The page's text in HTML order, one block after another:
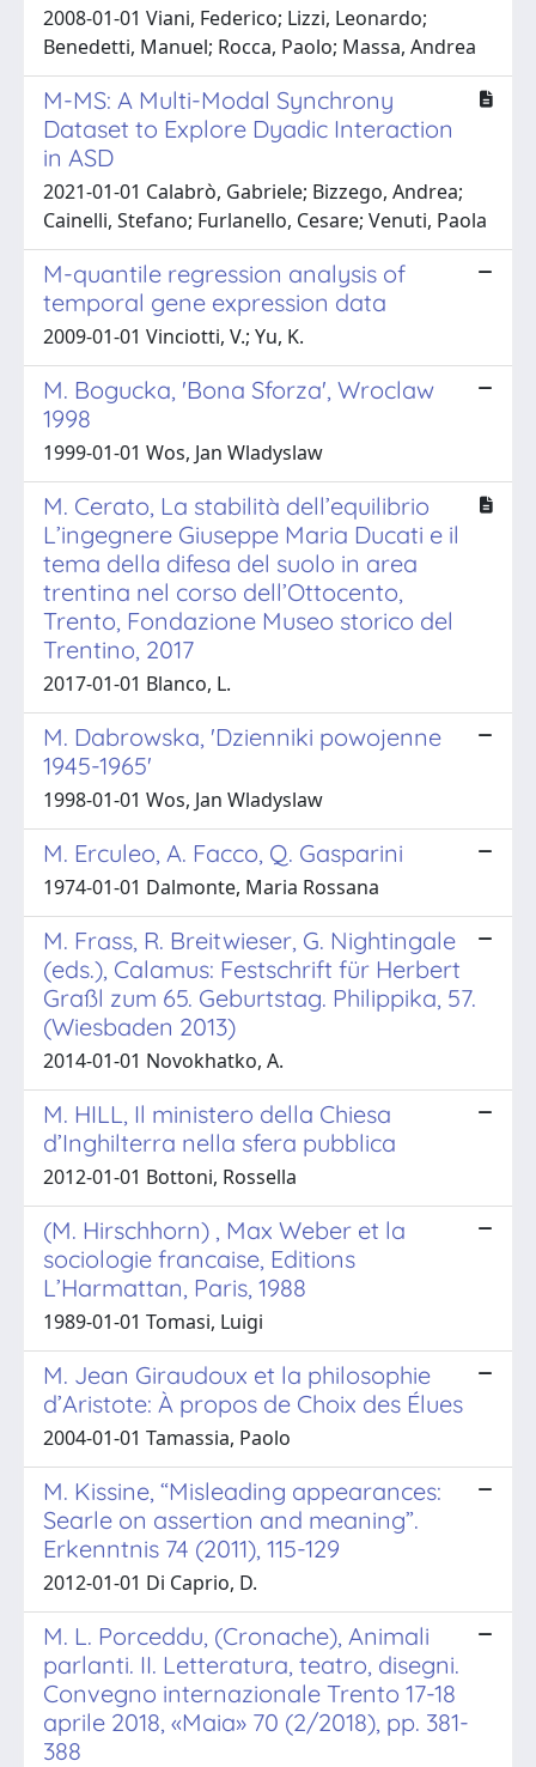
2008-01-01 Viani, Federico; Lizzi, Leonardo;
Benedetti, Manuel; Rocca, Paolo; Massa, Andrea
M-MS: A Multi-Modal Synchrony
Dataset to Explore Dyadic Interaction
in ASD
2021-01-01 Calabrò, Gabriele; Bizzego, Andrea;
Cainelli, Stefano; Furlanello, Cesare; Venuti, Paola
M-quantile regression analysis of
temporal gene expression data
2009-01-01 Vinciotti, V.; Yu, K.
M. Bogucka, 'Bona Sforza', Wroclaw
1998
1999-01-01 Wos, Jan Wladyslaw
M. Cerato, La stabilità dell’equilibrio
L’ingegnere Giuseppe Maria Ducati e il
tema della difesa del suolo in area
trentina nel corso dell’Ottocento,
Trento, Fondazione Museo storico del
Trentino, 2017
2017-01-01 Blanco, L.
M. Dabrowska, 'Dzienniki powojenne
1945-1965'
1998-01-01 Wos, Jan Wladyslaw
M. Erculeo, A. Facco, Q. Gasparini
1974-01-01 Dalmonte, Maria Rossana
M. Frass, R. Breitwieser, G. Nightingale
(eds.), Calamus: Festschrift für Herbert
Graßl zum 65. Geburtstag. Philippika, 57.
(Wiesbaden 2013)
2014-01-01 Novokhatko, A.
M. HILL, Il ministero della Chiesa
d’Inghilterra nella sfera pubblica
2012-01-01 Bottoni, Rossella
(M. Hirschhorn) , Max Weber et la
sociologie francaise, Editions
L’Harmattan, Paris, 1988
1989-01-01 Tomasi, Luigi
M. Jean Giraudoux et la philosophie
d’Aristote: À propos de Choix des Élues
2004-01-01 Tamassia, Paolo
M. Kissine, “Misleading appearances:
Searle on assertion and meaning”.
Erkenntnis 74 (2011), 115-129
2012-01-01 Di Caprio, D.
M. L. Porceddu, (Cronache), Animali
parlanti. II. Letteratura, teatro, disegni.
Convegno internazionale Trento 17-18
aprile 2018, «Maia» 70 (2/2018), pp. 381-
388